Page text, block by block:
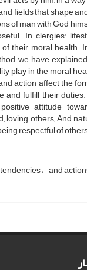
fields that shape
man with God,
In clergies'
their moral health.
we have
play in the moral
action affect the
fulfill their
attitude
loving others; And
respectful of
tendencies and